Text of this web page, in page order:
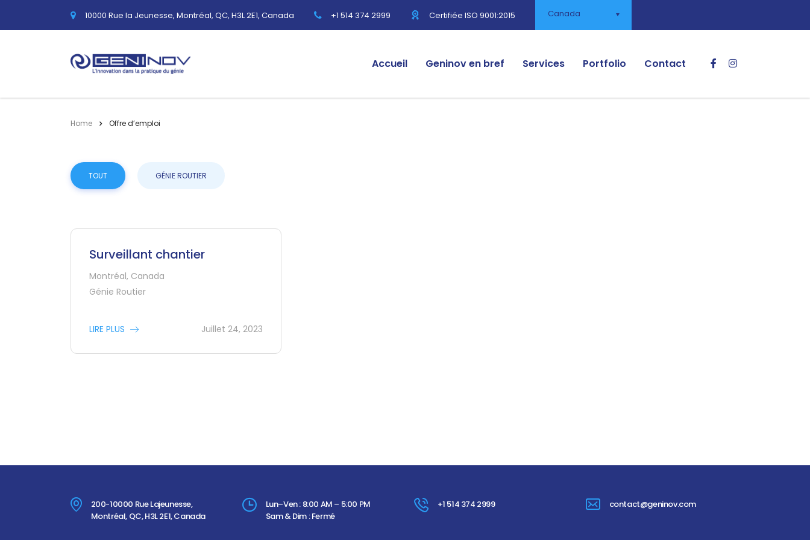
Canada
10000 Rue la Jeunesse, Montréal, QC, H3L 2E1, Canada +1 514 374 2999 Certifiée ISO 9001:2015
Accueil Geninov en bref Services Portfolio Contact
Home Offre d’emploi
TOUT GÉNIE ROUTIER
Surveillant chantier
Montréal, Canada
Génie Routier
LIRE PLUS Juillet 24, 2023
200-10000 Rue Lajeunesse,
Montréal, QC, H3L 2E1, Canada
Lun–Ven : 8:00 AM – 5:00 PM
Sam & Dim : Fermé
+1 514 374 2999 contact@geninov.com